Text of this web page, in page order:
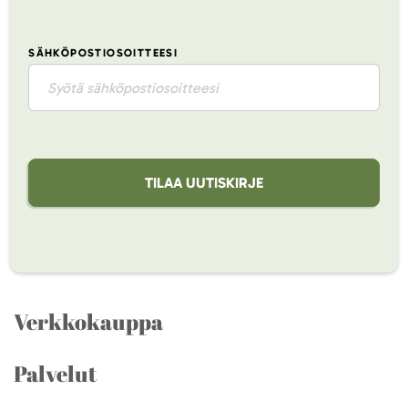
SÄHKÖPOSTIOSOITTEESI
TILAA UUTISKIRJE
Verkkokauppa
Palvelut